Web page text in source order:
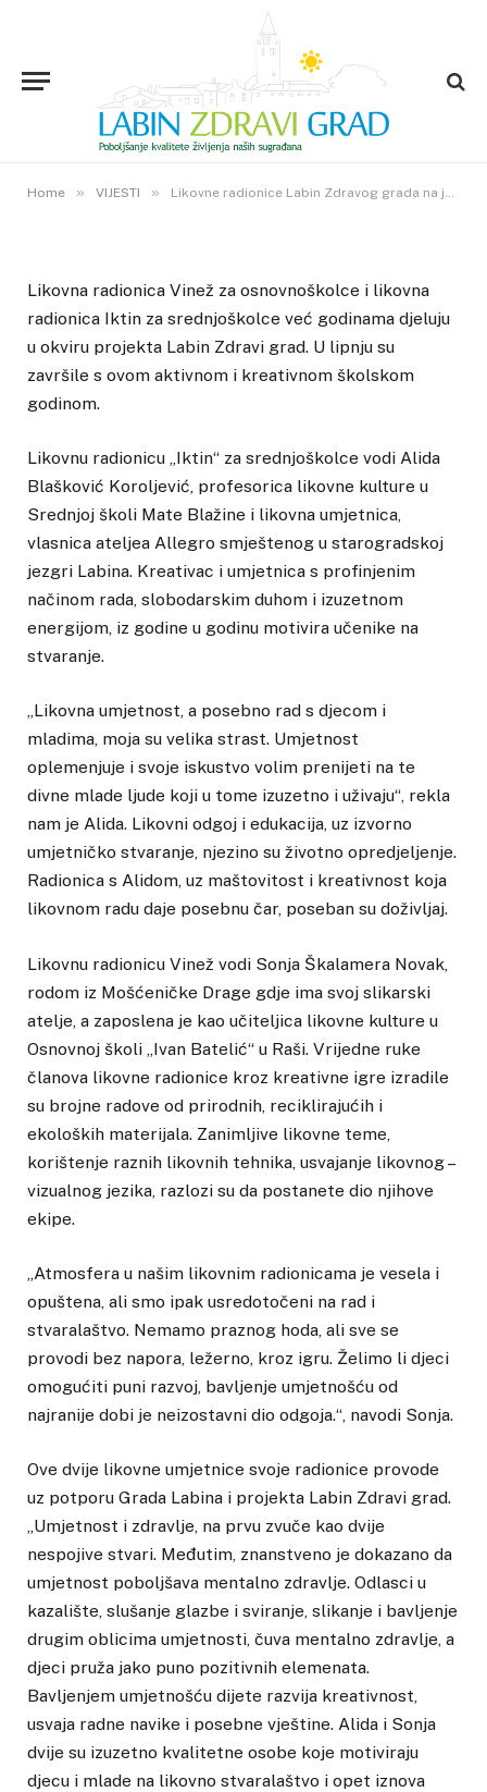
Home » VIJESTI » Likovne radionice Labin Zdravog grada na jesen ponovno kreću s radom
Likovne radionice Labin Zdravog
grada na jesen ponovno kreću s
radom
26. SRPNJA 2019. 1VIEWS
Likovna radionica Vinež za osnovnoškolce i likovna
radionica Iktin za srednjoškolce već godinama djeluju
u okviru projekta Labin Zdravi grad. U lipnju su
završile s ovom aktivnom i kreativnom školskom
godinom.
Likovnu radionicu „Iktin“ za srednjoškolce vodi Alida
Blašković Koroljević, profesorica likovne kulture u
Srednjoj školi Mate Blažine i likovna umjetnica,
vlasnica ateljea Allegro smještenog u starogradskoj
jezgri Labina. Kreativac i umjetnica s profinjenim
načinom rada, slobodarskim duhom i izuzetnom
energijom, iz godine u godinu motivira učenike na
stvaranje.
„Likovna umjetnost, a posebno rad s djecom i
mladima, moja su velika strast. Umjetnost
oplemenjuje i svoje iskustvo volim prenijeti na te
divne mlade ljude koji u tome izuzetno i uživaju“, rekla
nam je Alida. Likovni odgoj i edukacija, uz izvorno
umjetničko stvaranje, njezino su životno opredjeljenje.
Radionica s Alidom, uz maštovitost i kreativnost koja
likovnom radu daje posebnu čar, poseban su doživljaj.
Likovnu radionicu Vinež vodi Sonja Škalamera Novak,
rodom iz Mošćeničke Drage gdje ima svoj slikarski
atelje, a zaposlena je kao učiteljica likovne kulture u
Osnovnoj školi „Ivan Batelić“ u Raši. Vrijedne ruke
članova likovne radionice kroz kreativne igre izradile
su brojne radove od prirodnih, reciklirajućih i
ekoloških materijala. Zanimljive likovne teme,
korištenje raznih likovnih tehnika, usvajanje likovnog –
vizualnog jezika, razlozi su da postanete dio njihove
ekipe.
„Atmosfera u našim likovnim radionicama je vesela i
opuštena, ali smo ipak usredotočeni na rad i
stvaralaštvo. Nemamo praznog hoda, ali sve se
provodi bez napora, ležerno, kroz igru. Želimo li djeci
omogućiti puni razvoj, bavljenje umjetnošću od
najranije dobi je neizostavni dio odgoja.“, navodi Sonja.
Ove dvije likovne umjetnice svoje radionice provode
uz potporu Grada Labina i projekta Labin Zdravi grad.
„Umjetnost i zdravlje, na prvu zvuče kao dvije
nespojive stvari. Međutim, znanstveno je dokazano da
umjetnost poboljšava mentalno zdravlje. Odlasci u
kazalište, slušanje glazbe i sviranje, slikanje i bavljenje
drugim oblicima umjetnosti, čuva mentalno zdravlje, a
djeci pruža jako puno pozitivnih elemenata.
Bavljenjem umjetnošću dijete razvija kreativnost,
usvaja radne navike i posebne vještine. Alida i Sonja
dvije su izuzetno kvalitetne osobe koje motiviraju
djecu i mlade na likovno stvaralaštvo i opet iznova